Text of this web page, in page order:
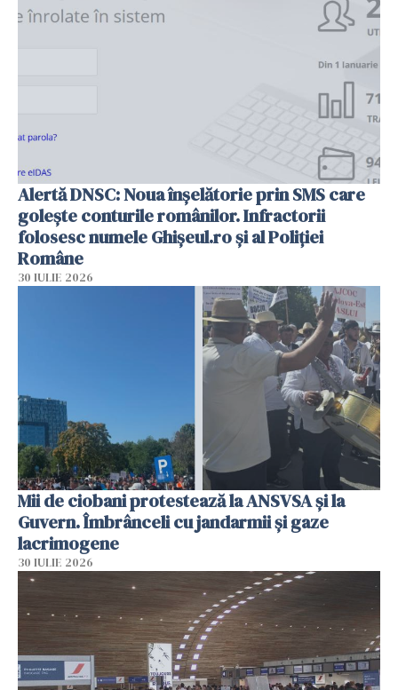
Alertă DNSC: Noua înșelătorie prin SMS care
golește conturile românilor. Infractorii
folosesc numele Ghișeul.ro și al Poliției
Române
30 IULIE 2026
Mii de ciobani protestează la ANSVSA și la
Guvern. Îmbrânceli cu jandarmii și gaze
lacrimogene
30 IULIE 2026